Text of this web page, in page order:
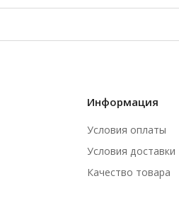
Информация
Условия оплаты
Условия доставки
Качество товара